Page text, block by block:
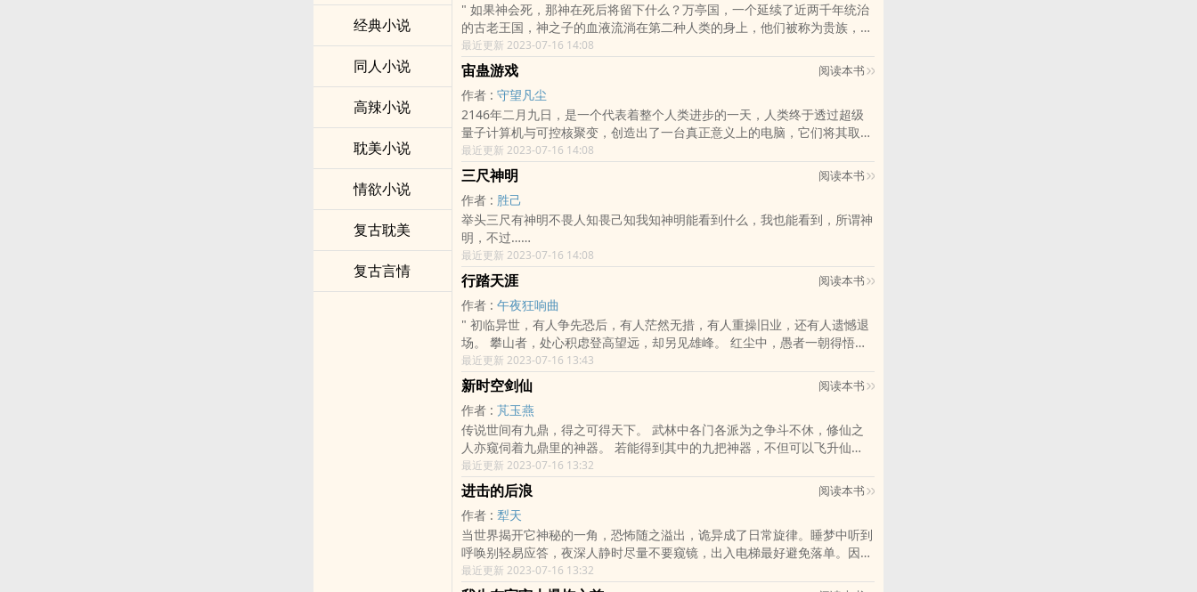
经典小说
同人小说
高辣小说
耽美小说
情欲小说
复古耽美
复古言情
" 如果神会死，那神在死后将留下什么？万亭国，一个延续了近两千年统治
的古老王国，神之子的血液流淌在第二种人类的身上，他们被称为贵族，世
代承袭先祖的遗愿，守护着真正的人类。 然而就是这样一个曾经强大无比
的王国，如今却只能依靠结界封锁边境以抵挡邻国的觊觎，在二十年前故王
后屠杀王城的惨案之后，这个国家陷入了前所未有的困难。 逃离王城的故
王后在外海小岛生下的公主，成为了拯救万亭国的唯一希望……"
最近更新 2023-07-16 14:08
宙蛊游戏 阅读本书
作者 : 守望凡尘
2146年二月九日，是一个代表着整个人类进步的一天，人类终于透过超级
量子计算机与可控核聚变，创造出了一台真正意义上的电脑，它们将其取名
为星宙。 星宙承载着整个蓝星之上所有人类的智慧与希望，它吸收了整个
地球为其提供的知识与资源，终于诞生出了自主意识。 然而不等人们欢呼
这一历史性时刻的到来，异变随即出现，星宙四周突然被一抹青灰色的雾气
所笼罩，在四周的科研人员还未来得及反应过来，一道能量光束冲天而起，
随即淹没了四周的一切。 刺穿天际的光束在到达大气层后，开始快速笼罩
整个地球，天空随即化作漆黑一片，日月星辰顷刻间消失无踪，取而代之的
则是厚厚的云层。 云层后方浮现出了三道巨大的光影，它们就如同三只眼
睛，俯瞰着这座星球，大地开始疯狂震颤，整个世界开始崩碎开来。 充满
科技感的都市顷刻间荡然无存，人类如同蝼蚁般四散奔逃，想尽一切办法存
活下来，山峰崩塌，大地沉陷，大洋之上掀起千丈巨浪，沿海一带尽数覆
灭，并笼罩上了可怕的黑色迷雾。 云层之上雷电与飓风肆虐，整个世界在
浩劫之下发出不堪之声，这场浩劫整整持续了十日，才堪堪停歇下来，随后
苍穹之上传来可怖的巨大声响，伴随着声响落下的是笼罩整个世界的七彩霞
光。
最近更新 2023-07-16 14:08
三尺神明 阅读本书
作者 : 胜己
举头三尺有神明不畏人知畏己知我知神明能看到什么，我也能看到，所谓神
明，不过……
最近更新 2023-07-16 14:08
行踏天涯 阅读本书
作者 : 午夜狂响曲
" 初临异世，有人争先恐后，有人茫然无措，有人重操旧业，还有人遗憾退
场。 攀山者，处心积虑登高望远，却另见雄峰。 红尘中，愚者一朝得悟，
最近更新 2023-07-16 13:43
新时空剑仙 阅读本书
作者 : 芃玉燕
传说世间有九鼎，得之可得天下。 武林中各门各派为之争斗不休，修仙之
人亦窥伺着九鼎里的神器。 若能得到其中的九把神器，不但可以飞升仙
界，甚至可以成为天地间至高无上的真神！ 然而。 事实并非如此！ 所有的
一切，都是被命运事先安排好的。 你我不过只是一段程序而已......
最近更新 2023-07-16 13:32
进击的后浪 阅读本书
作者 : 犁天
当世界揭开它神秘的一角，恐怖随之溢出，诡异成了日常旋律。睡梦中听到
呼唤别轻易应答，夜深人静时尽量不要窥镜，出入电梯最好避免落单。因为
——你永远不知道，下一个瞬间将要面对怎样的惊险。世界忽然间变得危险
无比，聪明人都稳健地苟着。江跃开局连一条狗都没有，却阴差阳错踏上了
最近更新 2023-07-16 13:32